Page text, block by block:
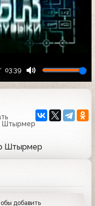
03:39
Штырмер
Штырмер
добавить